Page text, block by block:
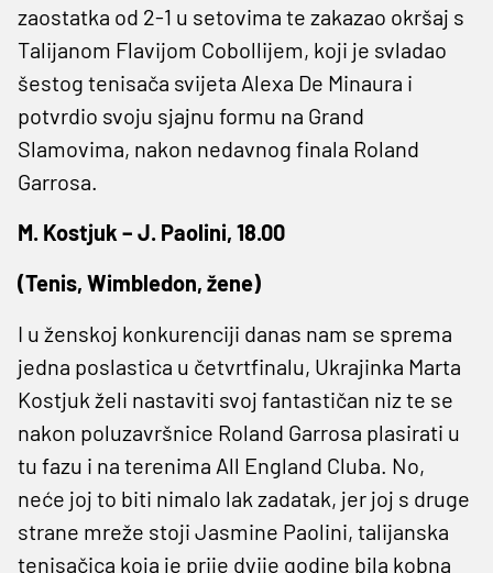
zaostatka od 2-1 u setovima te zakazao okršaj s
Talijanom Flavijom Cobollijem, koji je svladao
šestog tenisača svijeta Alexa De Minaura i
potvrdio svoju sjajnu formu na Grand
Slamovima, nakon nedavnog finala Roland
Garrosa.
M. Kostjuk – J. Paolini, 18.00
(Tenis, Wimbledon, žene)
I u ženskoj konkurenciji danas nam se sprema
jedna poslastica u četvrtfinalu, Ukrajinka Marta
Kostjuk želi nastaviti svoj fantastičan niz te se
nakon poluzavršnice Roland Garrosa plasirati u
tu fazu i na terenima All England Cluba. No,
neće joj to biti nimalo lak zadatak, jer joj s druge
strane mreže stoji Jasmine Paolini, talijanska
tenisačica koja je prije dvije godine bila kobna